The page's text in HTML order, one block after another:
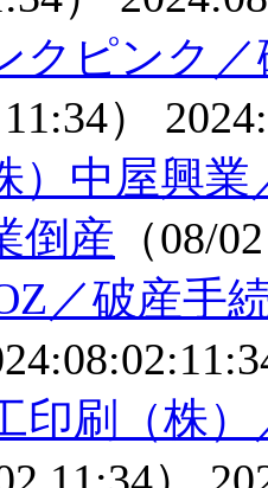
クピンク
）
）中屋興
倒産 （08/
／破産
印刷（株